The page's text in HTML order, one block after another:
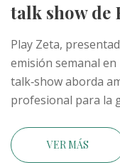
talk show de
Play Zeta,
emisión semanal en
talk‑show aborda
profesional para la
VER MÁS